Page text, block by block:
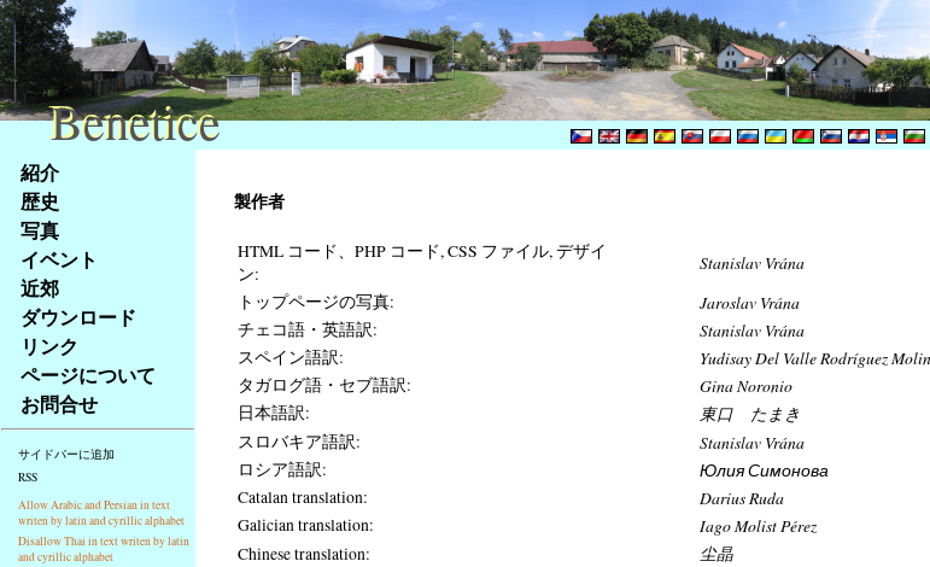
Na
obsah
stránky
Klávesové
zkratky
tomto
webu
základní
Hlavní
strana
紹介
歴史
写真
イベント
近郊
ダウンロード
リンク
ページについて
お問合せ
サイドバーに追加
RSS
Allow Arabic and Persian in text
writen by latin and cyrillic alphabet
Disallow Thai in text writen by latin
and cyrillic alphabet
製作者
HTML コード、PHP コード, CSS ファイル, デザイ
ン:
Stanislav Vrána
トップページの写真: Jaroslav Vrána
チェコ語・英語訳: Stanislav Vrána
スペイン語訳: Yudisay Del Valle Rodríguez
タガログ語・セブ語訳: Gina Noronio
日本語訳: 東口 たまき
スロバキア語訳: Stanislav Vrána
ロシア語訳: Юлия Симонова
Catalan translation: Darius Ruda
Galician translation: Iago Molist Pérez
Chinese translation: 尘晶
Benetice
Benetice